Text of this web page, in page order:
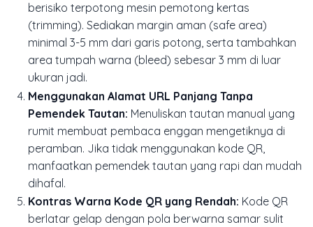
berisiko terpotong mesin pemotong kertas
(trimming). Sediakan margin aman (safe area)
minimal 3-5 mm dari garis potong, serta tambahkan
area tumpah warna (bleed) sebesar 3 mm di luar
ukuran jadi.
Menggunakan Alamat URL Panjang Tanpa
Pemendek Tautan: Menuliskan tautan manual yang
rumit membuat pembaca enggan mengetiknya di
peramban. Jika tidak menggunakan kode QR,
manfaatkan pemendek tautan yang rapi dan mudah
dihafal.
Kontras Warna Kode QR yang Rendah: Kode QR
berlatar gelap dengan pola berwarna samar sulit